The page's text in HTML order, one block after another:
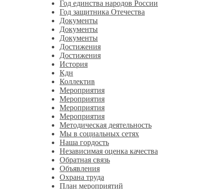
Год единства народов России
Год защитника Отечества
Документы
Документы
Документы
Достижения
Достижения
История
Кдн
Коллектив
Мероприятия
Мероприятия
Мероприятия
Мероприятия
Методическая деятельность
Мы в социальных сетях
Наша гордость
Независимая оценка качества
Обратная связь
Объявления
Охрана труда
План мероприятий